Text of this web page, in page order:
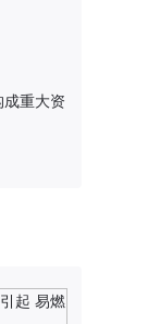
重大资